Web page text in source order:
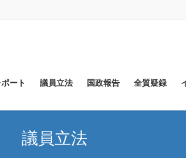
ート 議員立法 国政報告 全質疑録
議員立法